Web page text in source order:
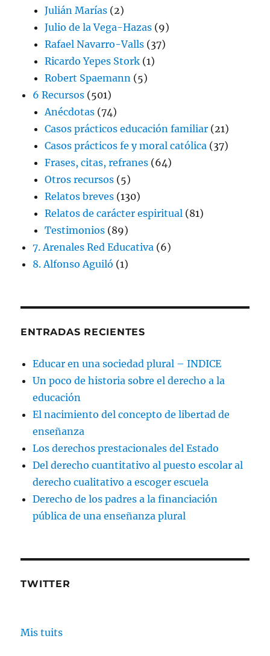
Julián Marías (2)
Julio de la Vega-Hazas (9)
Rafael Navarro-Valls (37)
Ricardo Yepes Stork (1)
Robert Spaemann (5)
6 Recursos (501)
Anécdotas (74)
Casos prácticos educación familiar (21)
Casos prácticos fe y moral católica (37)
Frases, citas, refranes (64)
Otros recursos (5)
Relatos breves (130)
Relatos de carácter espiritual (81)
Testimonios (89)
7. Arenales Red Educativa (6)
8. Alfonso Aguiló (1)
ENTRADAS RECIENTES
Educar en una sociedad plural – INDICE
Un poco de historia sobre el derecho a la
educación
El nacimiento del concepto de libertad de
enseñanza
Los derechos prestacionales del Estado
Del derecho cuantitativo al puesto escolar al
derecho cualitativo a escoger escuela
Derecho de los padres a la financiación
pública de una enseñanza plural
TWITTER
Mis tuits